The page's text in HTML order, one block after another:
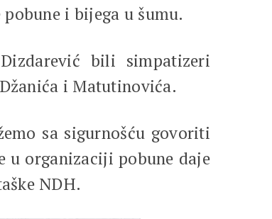
i bijega u šumu.
bili simpatizeri
i Matutinovića.
sa sigurnošću govoriti
u organizaciji pobune daje
NDH.